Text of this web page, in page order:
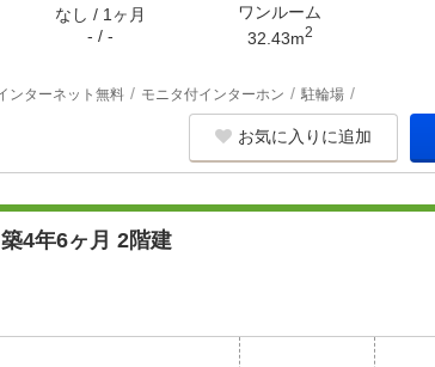
なし / 1ヶ月
- / -
ワンルーム
32.43m2
ンターネット無料 モニタ付インターホン 駐輪場
お気に入りに追加
4年6ヶ月 2階建